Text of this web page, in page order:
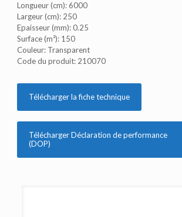
Longueur (cm): 6000
Largeur (cm): 250
Epaisseur (mm): 0.25
Surface (m²): 150
Couleur: Transparent
Code du produit: 210070
Télécharger la fiche technique
Télécharger Déclaration de performance
(DOP)